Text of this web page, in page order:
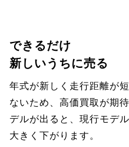
できるだけ
新しいうちに売る
年式が新しく走行距離が
ないため、高価買取が期
デルが出ると、現行モデ
大きく下がります。